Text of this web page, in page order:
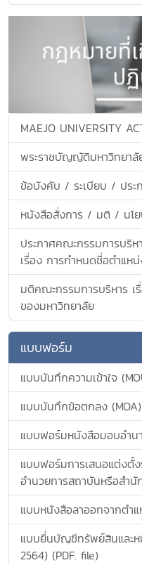
MAEJO UNIVERSITY
พระราชบัญญัติมหาวิทยาลั
ข้อบังคับ / ระเบียบ / ประ
หนังสือสั่งการ / มติ / นโย
ประกาศคณะกรรมการบริ
เรื่อง การกำหนดชื่อตำแห
มติคณะกรรมการบริหาร เ
ของมหาวิทยาลัย
แบบฟอร์ม
แบบบันทึกความเข้าใจ
แบบบันทึกข้อตกลง (MOA)
แบบฟอร์มหนังสือมอบอำน
แบบฟอร์มการเสนอแต่ง
อำนวยการสถาบันหรือสำนั
แบบหนังสือลาออกจากตำ
แบบยื่นบัญชีทรัพย์สินและห
2564) (PDF. file)